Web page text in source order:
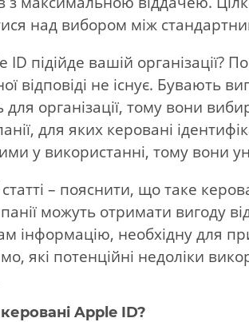
над вибором між
ID підійде вашій організації?
відповіді не існує. Бувають
для організації, тому вони
для яких керовані
у використанні, тому вони
статті – пояснити, що таке
можуть отримати вигоду
інформацію, необхідну для
які потенційні недоліки
Apple ID?